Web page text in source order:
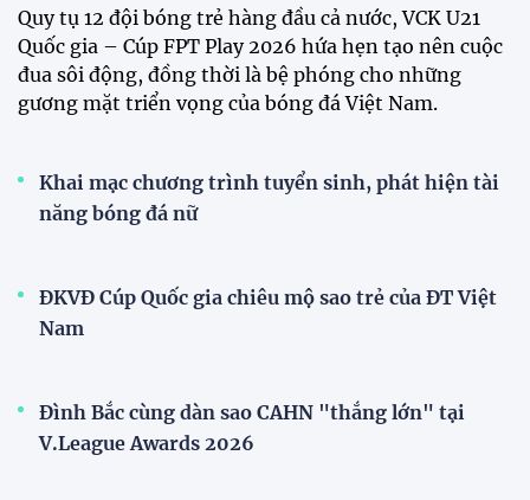
Đội tuyển Việt Nam rạng rỡ trở về sau chiến
thắng trước Indonesia
Chính thức mở bán vé trực tiếp trận Việt Nam –
Campuchia
Đội tuyển nữ Việt Nam